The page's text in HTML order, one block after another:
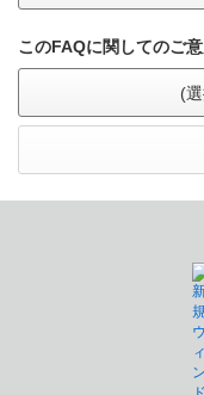
このFAQに関してのご
(